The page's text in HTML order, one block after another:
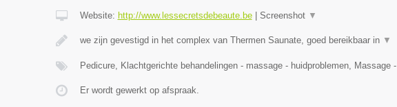
Website: http://www.lessecretsdebeaute.be| Screenshot ▼
we zijn gevestigd in het complex van Thermen Saunate, goed bereikbaar in ▼
Pedicure, Klachtgerichte behandelingen - massage - huidproblemen, Massage -
Er wordt gewerkt op afspraak.